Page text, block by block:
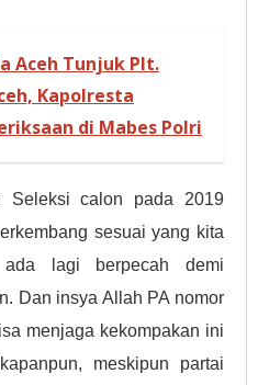
Aceh Tunjuk Plt.
Kapolresta
di Mabes Polri
Seleksi calon pada 2019
sesuai yang kita
lagi berpecah demi
Dan insya Allah PA nomor
menjaga kekompakan ini
meskipun partai